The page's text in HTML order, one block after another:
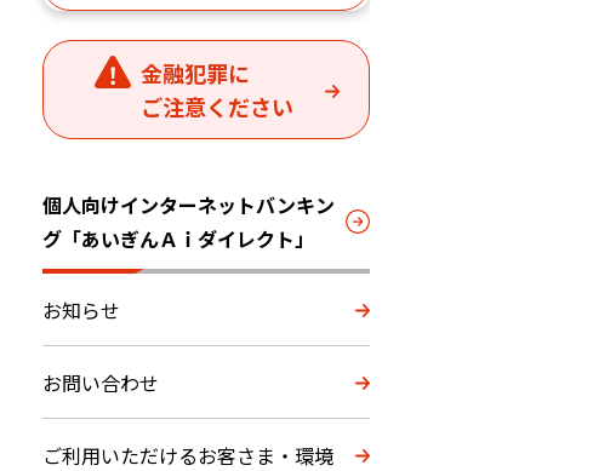
金融犯罪に
ご注意ください
個人向けインターネットバンキン
グ「あいぎんＡｉダイレクト」
お知らせ
お問い合わせ
ご利用いただけるお客さま・環境